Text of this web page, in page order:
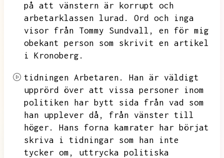
på att vänstern är korrupt och
arbetarklassen lurad.
Ord och inga
visor från Tommy Sundvall,
en för mig
obekant person som skrivit en artikel
i Kronoberg.
tidningen Arbetaren.
Han är väldigt
upprörd över att vissa personer inom
politiken har bytt sida från vad som
han upplever då,
från vänster till
höger.
Hans forna kamrater har börjat
skriva i tidningar som han inte
tycker om,
uttrycka politiska